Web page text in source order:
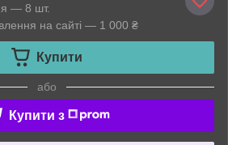
— 8 шт.
на сайті — 1 000 ₴
Купити
або
Купити з